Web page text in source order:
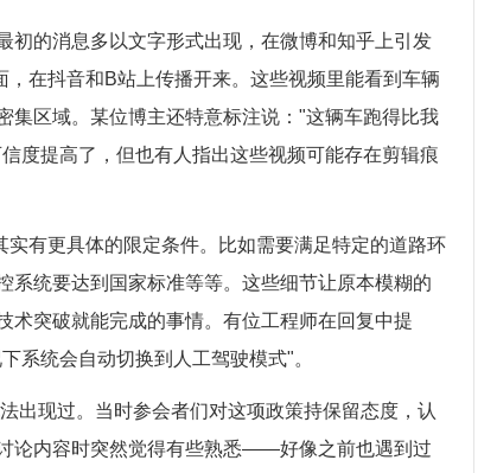
初的消息多以文字形式出现，在微博和知乎上引发
在抖音和B站上传播开来。这些视频里能看到车辆
集区域。某位博主还特意标注说："这辆车跑得比我
度提高了，但也有人指出这些视频可能存在剪辑痕
有更具体的限定条件。比如需要满足特定的道路环
系统要达到国家标准等等。这些细节让原本模糊的
术突破就能完成的事情。有位工程师在回复中提
系统会自动切换到人工驾驶模式"。
出现过。当时参会者们对这项政策持保留态度，认
论内容时突然觉得有些熟悉——好像之前也遇到过